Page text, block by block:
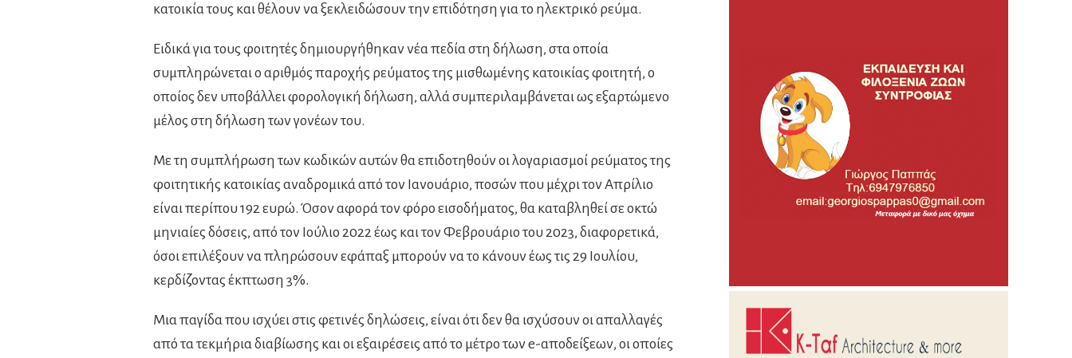
κατοικία τους και θέλουν να ξεκλειδώσουν την επιδότηση για το ηλεκτρικό ρεύμα.
Ειδικά για τους φοιτητές δημιουργήθηκαν νέα πεδία στη δήλωση, στα οποία
συμπληρώνεται ο αριθμός παροχής ρεύματος της μισθωμένης κατοικίας φοιτητή, ο
οποίος δεν υποβάλλει φορολογική δήλωση, αλλά συμπεριλαμβάνεται ως εξαρτώμενο
μέλος στη δήλωση των γονέων του.
Με τη συμπλήρωση των κωδικών αυτών θα επιδοτηθούν οι λογαριασμοί ρεύματος της
φοιτητικής κατοικίας αναδρομικά από τον Ιανουάριο, ποσών που μέχρι τον Απρίλιο
είναι περίπου 192 ευρώ. Όσον αφορά τον φόρο εισοδήματος, θα καταβληθεί σε οκτώ
μηνιαίες δόσεις, από τον Ιούλιο 2022 έως και τον Φεβρουάριο του 2023, διαφορετικά,
όσοι επιλέξουν να πληρώσουν εφάπαξ μπορούν να το κάνουν έως τις 29 Ιουλίου,
κερδίζοντας έκπτωση 3%.
Μια παγίδα που ισχύει στις φετινές δηλώσεις, είναι ότι δεν θα ισχύσουν οι απαλλαγές
από τα τεκμήρια διαβίωσης και οι εξαιρέσεις από το μέτρο των e-αποδείξεων, οι οποίες